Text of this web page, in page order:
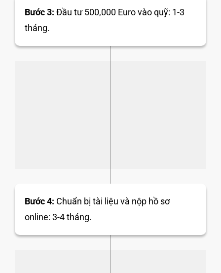
Bước 3: Đầu tư 500,000 Euro vào quỹ: 1-3
tháng.
Bước 4: Chuẩn bị tài liệu và nộp hồ sơ
online: 3-4 tháng.